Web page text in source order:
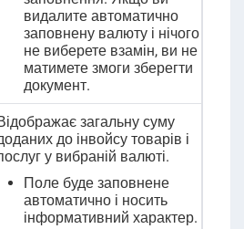
видалите автоматично
заповнену валюту і нічого
не виберете взамін, ви не
матимете змоги зберегти
документ.
загальну суму
до інвойсу товарів і
у вибраній валюті.
Поле буде заповнене
автоматично і носить
інформативний характер.